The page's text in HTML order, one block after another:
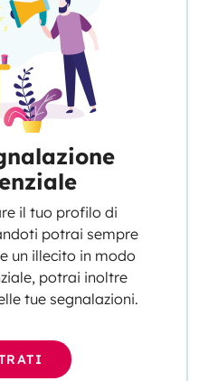
il tuo profilo di
potrai sempre
un illecito in modo
potrai inoltre
tue segnalazioni.